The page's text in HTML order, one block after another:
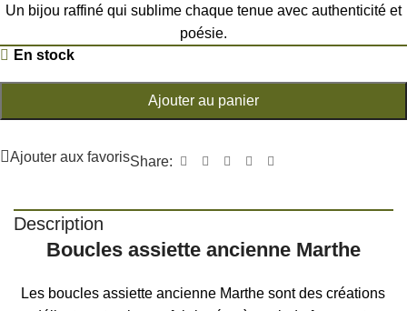
Un bijou raffiné qui sublime chaque tenue avec authenticité et
poésie.
En stock
Ajouter au panier
Ajouter aux favorisShare:
Description
Boucles assiette ancienne Marthe
Les boucles assiette ancienne Marthe sont des créations